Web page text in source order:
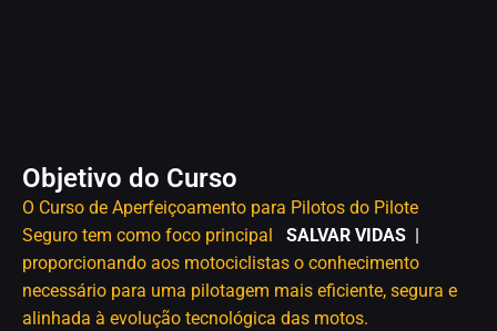
Objetivo do Curso
O Curso de Aperfeiçoamento para Pilotos do Pilote
Seguro tem como foco principal
SALVAR VIDAS
proporcionando aos motociclistas o conhecimento
necessário para uma pilotagem mais eficiente, segura e
alinhada à evolução tecnológica das motos.